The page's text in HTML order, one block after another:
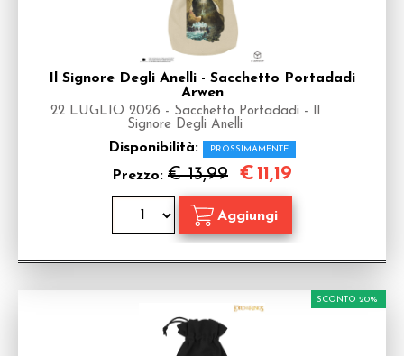
Il Signore Degli Anelli - Sacchetto Portadadi
Arwen
22 LUGLIO 2026 - Sacchetto Portadadi - Il
Signore Degli Anelli
Disponibilità: PROSSIMAMENTE
Prezzo: € 13,99 €11,19
SCONTO 20%